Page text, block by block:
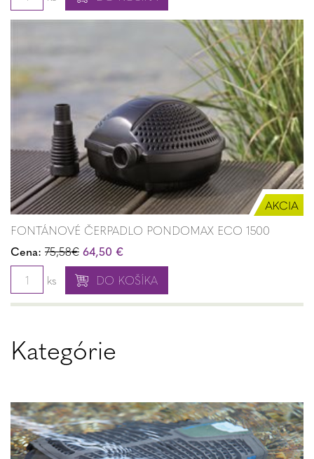
FONTÁNOVÉ ČERPADLO PONDOMAX ECO 1500
Cena: 75,58€ 64,50 €
ks
DO KOŠÍKA
Kategórie